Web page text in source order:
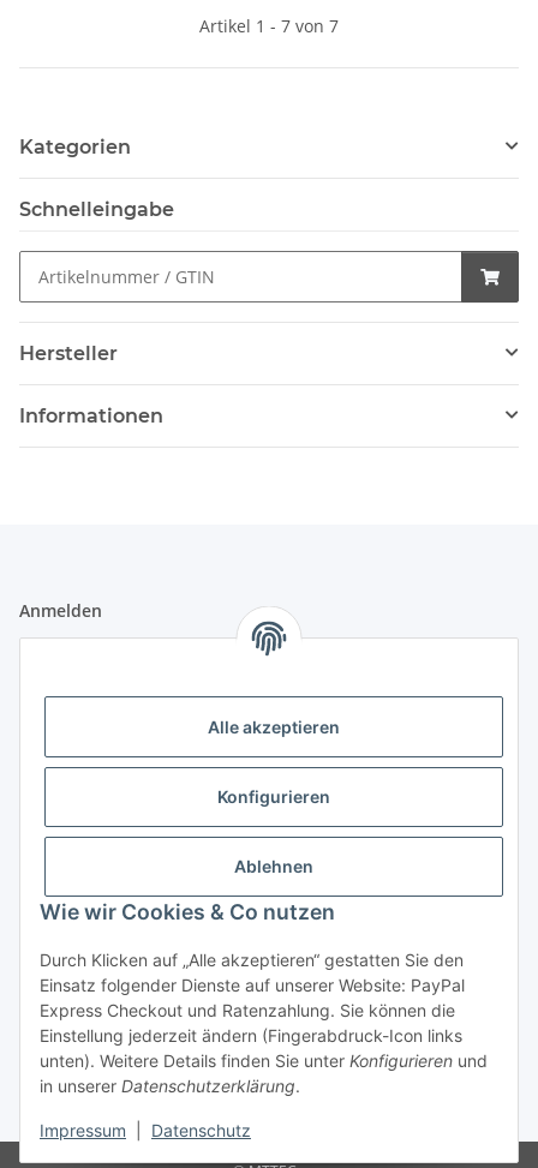
Alle akzeptieren
Konfigurieren
Ablehnen
Wie wir Cookies & Co nutzen
Durch Klicken auf „Alle akzeptieren“ gestatten Sie den
Einsatz folgender Dienste auf unserer Website: PayPal
Express Checkout und Ratenzahlung. Sie können die
Einstellung jederzeit ändern (Fingerabdruck-Icon links
unten). Weitere Details finden Sie unter Konfigurieren und
in unserer Datenschutzerklärung.
Impressum Datenschutz
Artikel 1 - 7 von 7
Kategorien
Schnelleingabe
Hersteller
Informationen
Anmelden
markierten Felder sind Pflichtfelder.
E-Mail-Adresse
Passwort
Anmelden
Neu hier?Jetzt registrieren!
Informationen
Rechtliche Informationen